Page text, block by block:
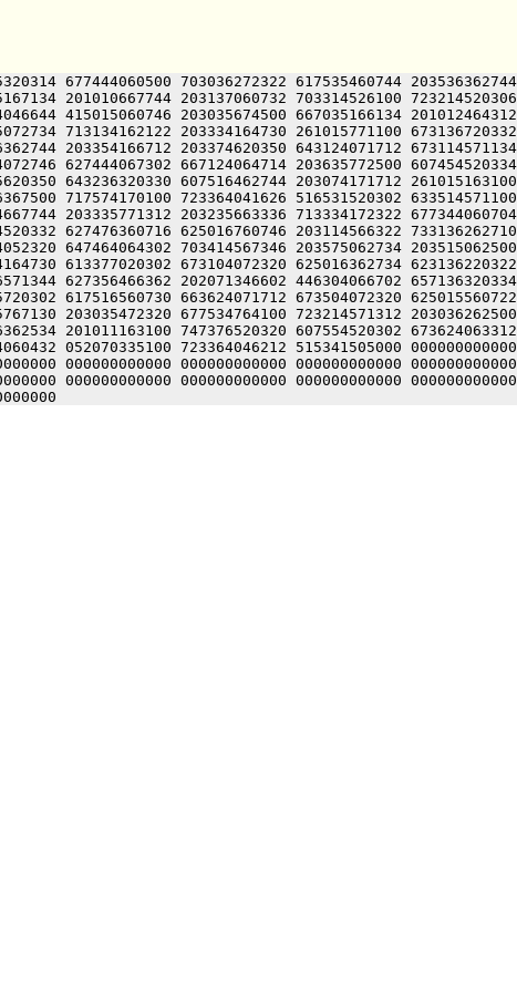
677444060500 703036272322 617535460744 203536362744
201010667744 203137060732 703314526100 723214520306
415015060746 203035674500 667035166134 201012464312
713134162122 203334164730 261015771100 673136720332
203354166712 203374620350 643124071712 673114571134
627444067302 667124064714 203635772500 607454520334
643236320330 607516462744 203074171712 261015163100
717574170100 723364041626 516531520302 633514571100
203335771312 203235663336 713334172322 677344060704
627476360716 625016760746 203114566322 733136262710
647464064302 703414567346 203575062734 203515062500
613377020302 673104072320 625016362734 623136220322
627356466362 202071346602 446304066702 657136320334
617516560730 663624071712 673504072320 625015560722
203035472320 677534764100 723214571312 203036262500
201011163100 747376520320 607554520302 673624063312
052070335100 723364046212 515341505000 000000000000
000000000000 000000000000 000000000000 000000000000
000000000000 000000000000 000000000000 000000000000